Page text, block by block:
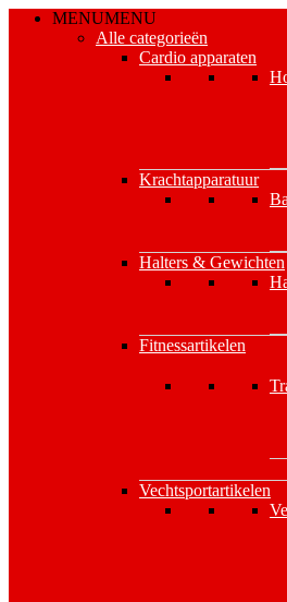
Skip
MENUMENU
Alle categorieën
Cardio apparaten
Krachtapparatuur
Halters & Gewichten
Fitnessartikelen
Vechtsportartikelen